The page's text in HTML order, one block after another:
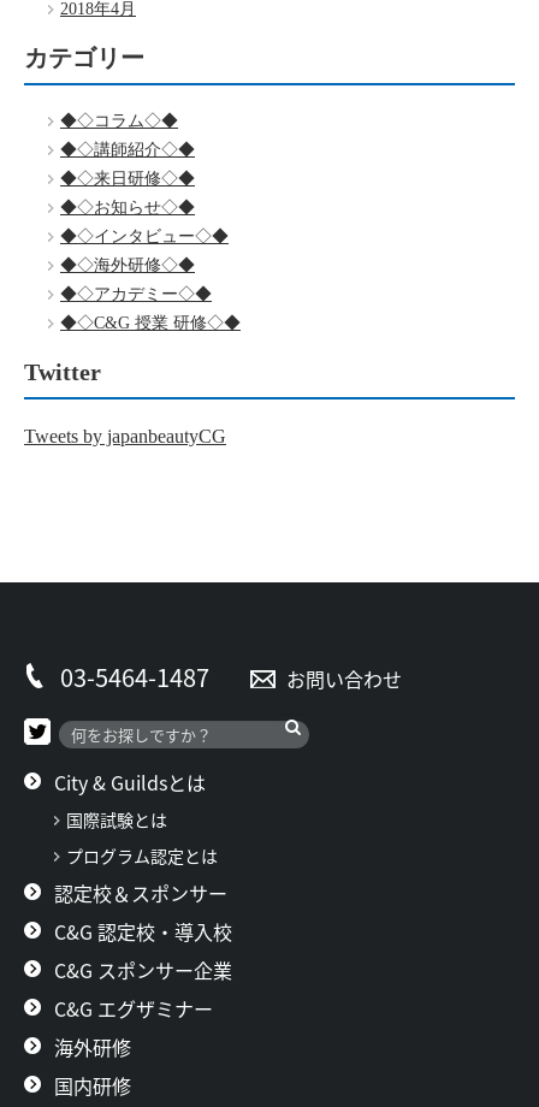
2018年4月
カテゴリー
◆◇コラム◇◆
◆◇講師紹介◇◆
◆◇来日研修◇◆
◆◇お知らせ◇◆
◆◇インタビュー◇◆
◆◇海外研修◇◆
◆◇アカデミー◇◆
◆◇C&G 授業 研修◇◆
Twitter
Tweets by japanbeautyCG
03-5464-1487 お問い合わせ
City & Guildsとは
国際試験とは
プログラム認定とは
認定校＆スポンサー
C&G 認定校・導入校
C&G スポンサー企業
C&G エグザミナー
海外研修
国内研修